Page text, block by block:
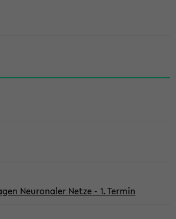
Neuronaler Netze - 1. Termin